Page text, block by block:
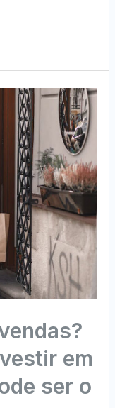
em
ser o